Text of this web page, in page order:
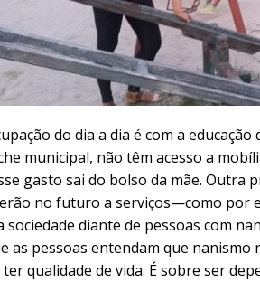
do dia a dia é com a educação
municipal, não têm acesso a
gasto sai do bolso da mãe. Outra
no futuro a serviços—como por
sociedade diante de pessoas com
as pessoas entendam que
qualidade de vida. É sobre ser